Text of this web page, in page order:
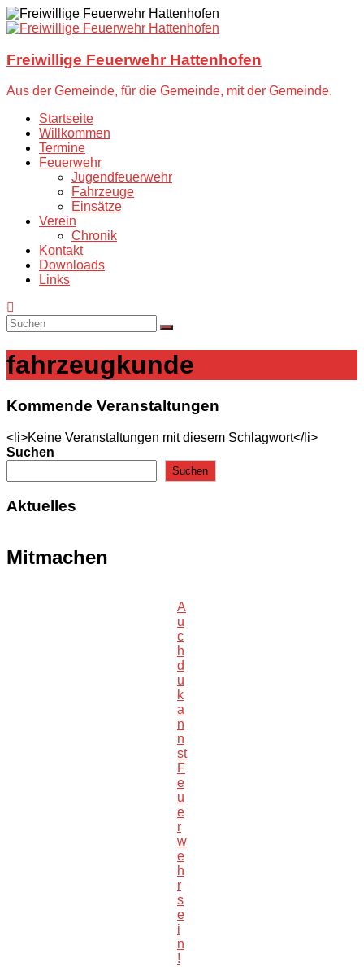
Zum
Inhalt
Freiwillige Feuerwehr Hattenhofen
Aus der Gemeinde, für die Gemeinde, mit der Gemeinde.
Startseite
Willkommen
Termine
Feuerwehr
Jugendfeuerwehr
Fahrzeuge
Einsätze
Verein
Chronik
Kontakt
Downloads
Links
fahrzeugkunde
Kommende Veranstaltungen
<li>Keine Veranstaltungen mit diesem Schlagwort</li>
Suchen
Suchen
Aktuelles
Mitmachen
A
u
c
h
d
u
k
a
n
n
st
F
e
u
e
r
w
e
h
r
s
e
i
n
!